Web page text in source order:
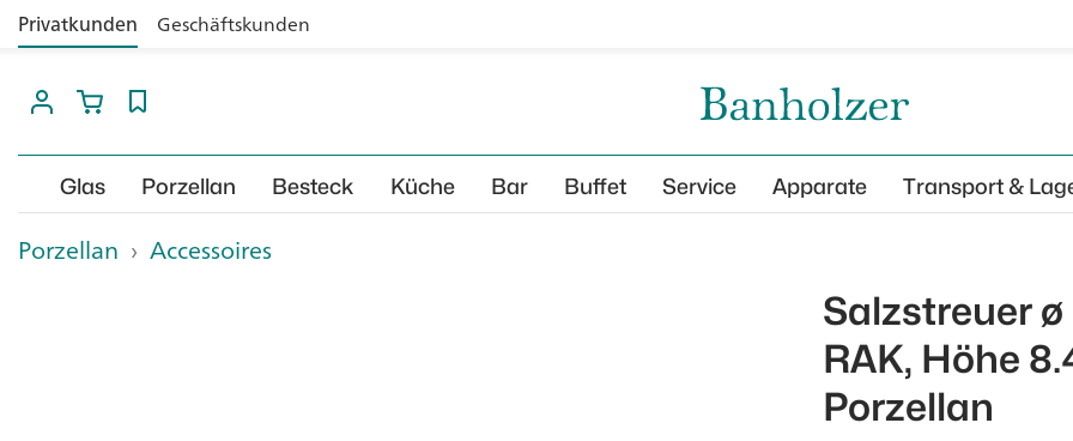
Privatkunden Geschäftskunden
Glas Porzellan Besteck Küche Bar Buffet Service Apparate Transport &
Porzellan › Accessoires
Salzstreuer ø
RAK, Höhe
Porzellan